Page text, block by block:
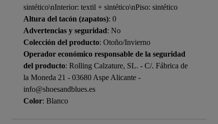
sintético\nInterior: textil + sintético\nPiso: sintético
Altura del tacón (zapatos): 0
Advertencias y seguridad: No
Colección del producto: Otoño/Invierno
Operador económico responsable de la seguridad
del producto: Rolling Calzature, SL. - C/. Fábrica de
la Moneda 21 - 03680 Aspe Alicante -
info@shoesandblues.es
Color: Blanco